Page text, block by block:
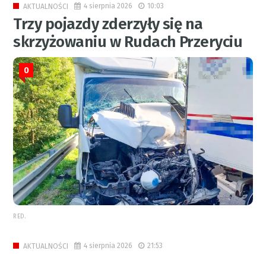
AKTUALNOŚCI 4 sierpnia 2026 10:03
Trzy pojazdy zderzyły się na
skrzyżowaniu w Rudach Przeryciu
0
RED.
AKTUALNOŚCI 4 sierpnia 2026 21:53